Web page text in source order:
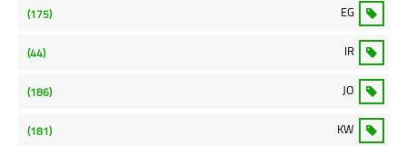
EG
(175)
IR
(44)
JO
(186)
KW
(181)